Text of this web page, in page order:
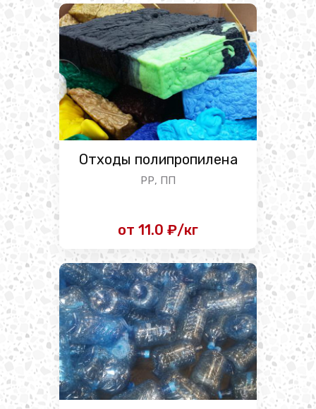
Отходы полипропилена
РР, ПП
от 11.0 ₽/кг